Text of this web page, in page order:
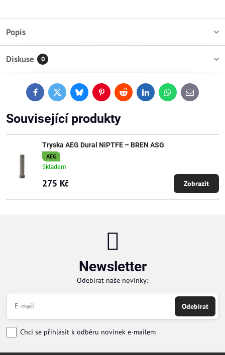
Popis
Diskuse 0
FacebookTwitterBlueskyPinterestReddit LinkedInWhatsApp
E-
mail
Související produkty
Tryska AEG Dural NiPTFE – BREN ASG
AEG
Skladem
275 Kč Zobrazit
Newsletter
Odebírat naše novinky:
Odebírat
Chci se přihlásit k odběru novinek e-mailem